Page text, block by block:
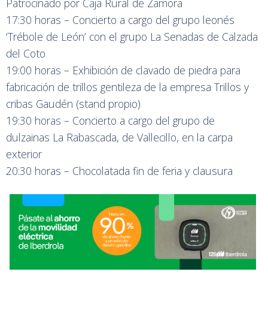
Patrocinado por Caja Rural de Zamora
17:30 horas – Concierto a cargo del grupo leonés
‘Trébole de León’ con el grupo La Senadas de Calzada
del Coto
19:00 horas – Exhibición de clavado de piedra para
fabricación de trillos gentileza de la empresa Trillos y
cribas Gaudén (stand propio)
19:30 horas – Concierto a cargo del grupo de
dulzainas La Rabascada, de Vallecillo, en la carpa
exterior
20:30 horas – Chocolatada fin de feria y clausura